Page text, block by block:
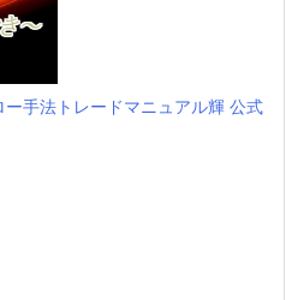
手法トレードマニュアル輝 公式